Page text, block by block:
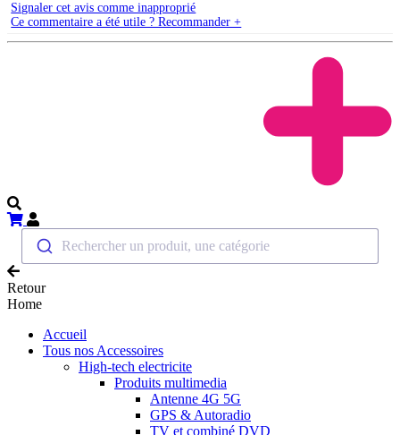
Signaler cet avis comme inapproprié
Ce commentaire a été utile ? Recommander +
Rechercher un produit, une catégorie
Retour
Home
Accueil
Tous nos Accessoires
High-tech electricite
Produits multimedia
Antenne 4G 5G
GPS & Autoradio
TV et combiné DVD